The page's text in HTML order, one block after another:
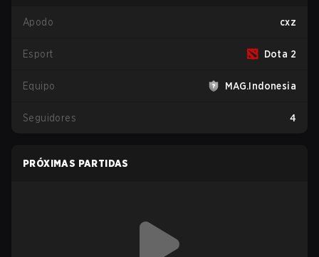
Apodo cxz
Esport Dota 2
Equipo MAG.Indonesia
Seguidores 4
PRÓXIMAS PARTIDAS